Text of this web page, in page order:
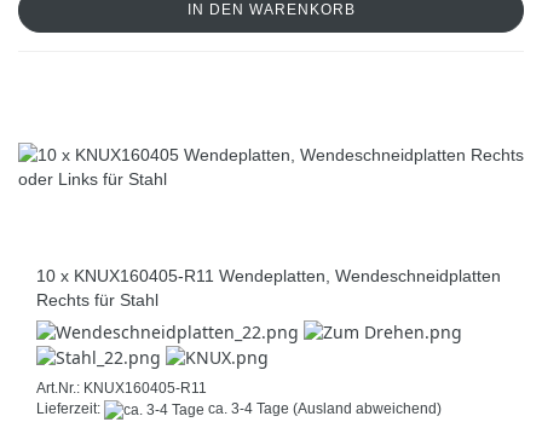
IN DEN WARENKORB
10 x KNUX160405-R11 Wendeplatten, Wendeschneidplatten
Rechts für Stahl
Art.Nr.: KNUX160405-R11
Lieferzeit:
ca. 3-4 Tage (Ausland abweichend)